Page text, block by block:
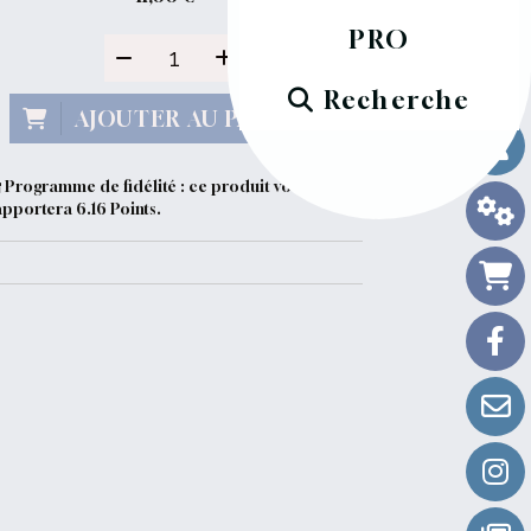
PRO
Recherche
AJOUTER AU PANIER
Programme de fidélité : ce produit vous
6.16 Points.